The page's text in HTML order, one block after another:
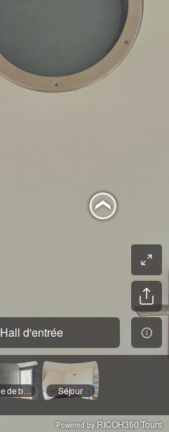
Hall d'entrée
Salle de bains Séjour
Powered by RICOH360 Tours